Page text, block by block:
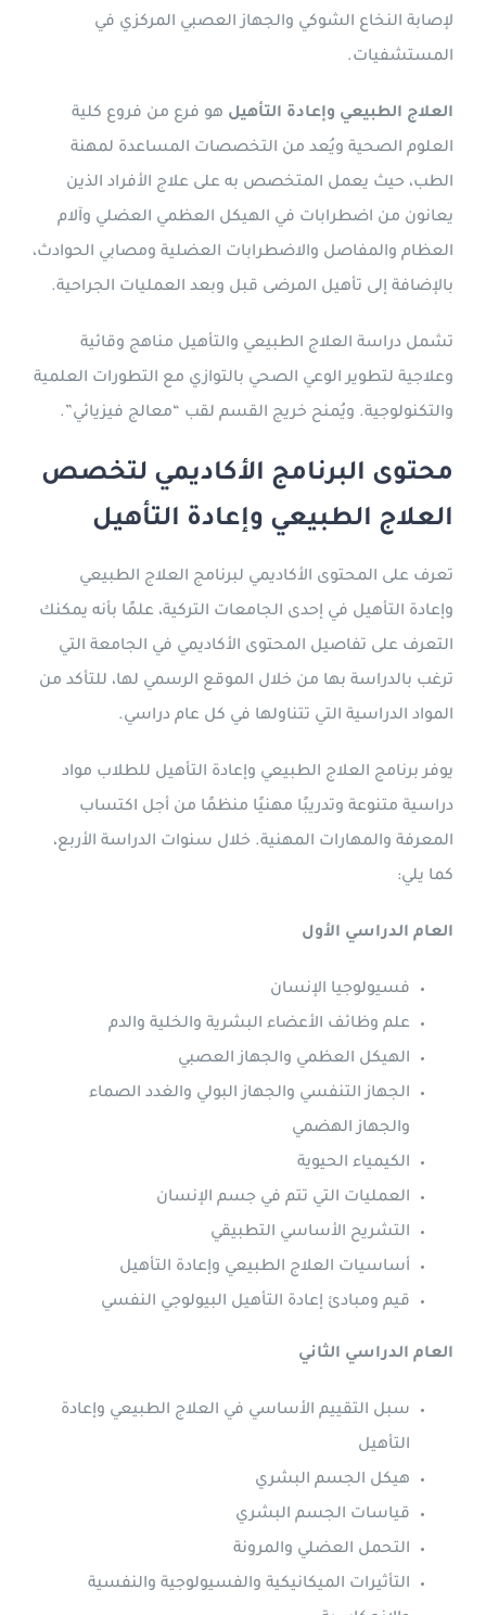
لإصابة النخاع الشوكي والجهاز العصبي المركزي في
المستشفيات.
العلاج الطبيعي وإعادة التأهيل هو فرع من فروع كلية
العلوم الصحية ويُعد من التخصصات المساعدة لمهنة
الطب، حيث يعمل المتخصص به على علاج الأفراد الذين
يعانون من اضطرابات في الهيكل العظمي العضلي وآلام
العظام والمفاصل والاضطرابات العضلية ومصابي الحوادث،
بالإضافة إلى تأهيل المرضى قبل وبعد العمليات الجراحية.
تشمل دراسة العلاج الطبيعي والتأهيل مناهج وقائية
وعلاجية لتطوير الوعي الصحي بالتوازي مع التطورات العلمية
والتكنولوجية. ويُمنح خريج القسم لقب “معالج فيزيائي”.
محتوى البرنامج الأكاديمي لتخصص
العلاج الطبيعي وإعادة التأهيل
تعرف على المحتوى الأكاديمي لبرنامج العلاج الطبيعي
وإعادة التأهيل في إحدى الجامعات التركية، علمًا بأنه يمكنك
التعرف على تفاصيل المحتوى الأكاديمي في الجامعة التي
ترغب بالدراسة بها من خلال الموقع الرسمي لها، للتأكد من
المواد الدراسية التي تتناولها في كل عام دراسي.
يوفر برنامج العلاج الطبيعي وإعادة التأهيل للطلاب مواد
دراسية متنوعة وتدريبًا مهنيًا منظمًا من أجل اكتساب
المعرفة والمهارات المهنية. خلال سنوات الدراسة الأربع،
كما يلي:
العام الدراسي الأول
فسيولوجيا الإنسان
علم وظائف الأعضاء البشرية والخلية والدم
الهيكل العظمي والجهاز العصبي
الجهاز التنفسي والجهاز البولي والغدد الصماء
والجهاز الهضمي
الكيمياء الحيوية
العمليات التي تتم في جسم الإنسان
التشريح الأساسي التطبيقي
أساسيات العلاج الطبيعي وإعادة التأهيل
قيم ومبادئ إعادة التأهيل البيولوجي النفسي
العام الدراسي الثاني
سبل التقييم الأساسي في العلاج الطبيعي وإعادة
التأهيل
هيكل الجسم البشري
قياسات الجسم البشري
التحمل العضلي والمرونة
التأثيرات الميكانيكية والفسيولوجية والنفسية